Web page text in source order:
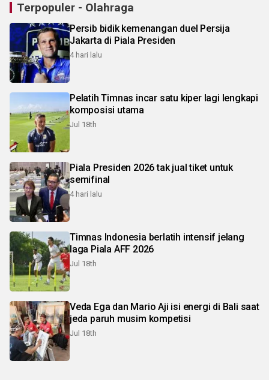
Terpopuler - Olahraga
Persib bidik kemenangan duel Persija
Jakarta di Piala Presiden
4 hari lalu
Pelatih Timnas incar satu kiper lagi lengkapi
komposisi utama
Jul 18th
Piala Presiden 2026 tak jual tiket untuk
semifinal
4 hari lalu
Timnas Indonesia berlatih intensif jelang
laga Piala AFF 2026
Jul 18th
Veda Ega dan Mario Aji isi energi di Bali saat
jeda paruh musim kompetisi
Jul 18th